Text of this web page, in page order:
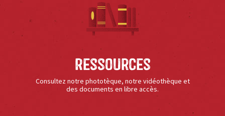
Ressources
Consultez notre phototèque, notre vidéothèque et
des documents en libre accès.